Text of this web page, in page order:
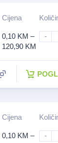
Cijena
0,10 KM –
120,90 KM
-
Cijena
0,10 KM –
-